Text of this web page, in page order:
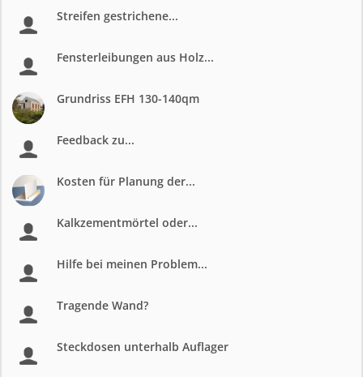
Streifen gestrichene...
Fensterleibungen aus Holz...
Grundriss EFH 130-140qm
Feedback zu...
Kosten für Planung der...
Kalkzementmörtel oder...
Hilfe bei meinen Problem...
Tragende Wand?
Steckdosen unterhalb Auflager